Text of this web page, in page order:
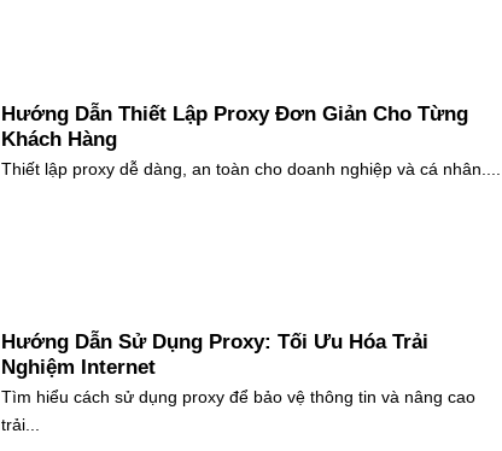
Hướng Dẫn Thiết Lập Proxy Đơn Giản Cho Từng
Khách Hàng
Thiết lập proxy dễ dàng, an toàn cho doanh nghiệp và cá nhân....
Hướng Dẫn Sử Dụng Proxy: Tối Ưu Hóa Trải
Nghiệm Internet
Tìm hiểu cách sử dụng proxy để bảo vệ thông tin và nâng cao
trải...